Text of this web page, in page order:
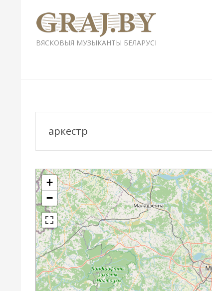
содержимомуGRAJ.BY
ВЯСКОВЫЯ МУЗЫКАНТЫ БЕЛАРУСІ
меню
аркестр
+
−